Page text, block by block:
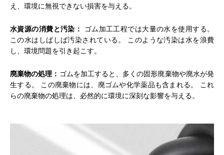
え、環境に無視できない損害を与える。
水資源の消費と汚染： ゴム加工工程では大量の水を使用する。
この水はしばしば汚染されている。 このような汚染は水を浪費
し、環境問題を引き起こす。
廃棄物の処理： ゴムを加工すると、多くの固形廃棄物や廃水が発
生する。 この廃棄物には、廃ゴムや化学薬品も含まれる。 これ
らの廃棄物の処理は、必然的に環境に深刻な影響を与える。